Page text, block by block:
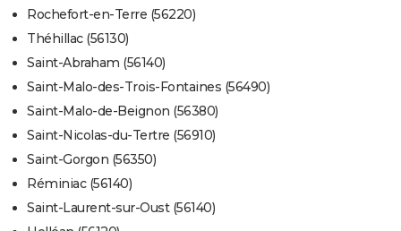
Rochefort-en-Terre (56220)
Théhillac (56130)
Saint-Abraham (56140)
Saint-Malo-des-Trois-Fontaines (56490)
Saint-Malo-de-Beignon (56380)
Saint-Nicolas-du-Tertre (56910)
Saint-Gorgon (56350)
Réminiac (56140)
Saint-Laurent-sur-Oust (56140)